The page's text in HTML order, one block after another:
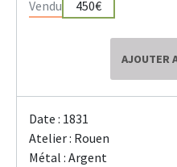
Vendu 450€
AJOUTER
Date : 1831
Atelier : Rouen
Métal : Argent